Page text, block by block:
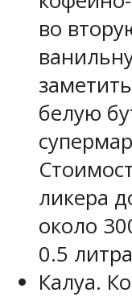
во
белую
ликера
около
0.5
Калуа.